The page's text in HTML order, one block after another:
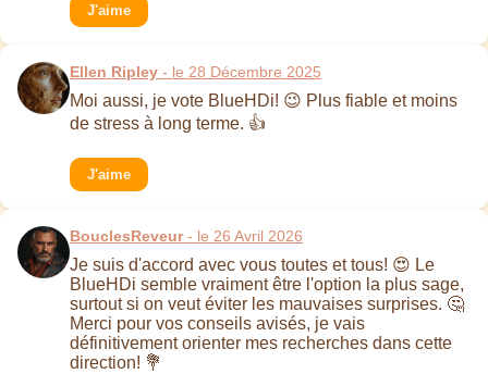
J'aime
Ellen Ripley - le 28 Décembre 2025
Moi aussi, je vote BlueHDi! 😉 Plus fiable et moins
de stress à long terme. 👍
J'aime
BouclesReveur- le 26 Avril 2026
Je suis d'accord avec vous toutes et tous! 😍 Le
BlueHDi semble vraiment être l'option la plus sage,
surtout si on veut éviter les mauvaises surprises. 🤔
Merci pour vos conseils avisés, je vais
définitivement orienter mes recherches dans cette
direction! 💐